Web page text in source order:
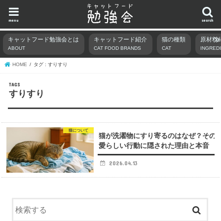
search
menu
キャットフード勉強会とは
ABOUT
キャットフード紹介
CAT FOOD BRANDS
猫の種類
CAT
原材料
HOME タグ : すりすり
すりすり
猫について
猫が洗濯物にすり寄るのはなぜ？その
愛らしい行動に隠された理由と本音
2026.04.13